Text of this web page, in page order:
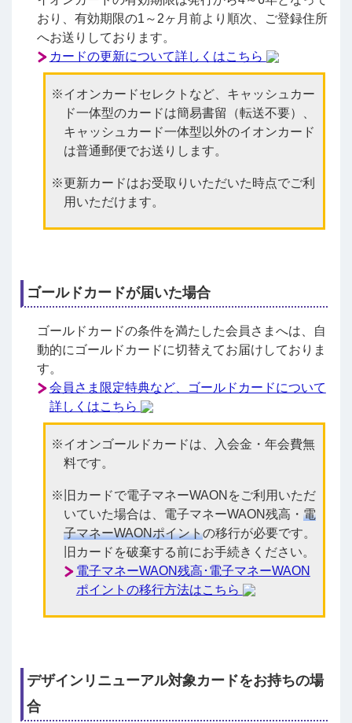
おり、有効期限の1～2ヶ月前より順次、ご登録住所
へお送りしております。
カードの更新について詳しくはこちら
イオンカードセレクトなど、キャッシュカー
ド一体型のカードは簡易書留（転送不要）、
キャッシュカード一体型以外のイオンカード
は普通郵便でお送りします。
更新カードはお受取りいただいた時点でご利
用いただけます。
ゴールドカードが届いた場合
ゴールドカードの条件を満たした会員さまへは、自
動的にゴールドカードに切替えてお届けしておりま
す。
会員さま限定特典など、ゴールドカードについて
詳しくはこちら
イオンゴールドカードは、入会金・年会費無
料です。
旧カードで電子マネーWAONをご利用いただ
いていた場合は、電子マネーWAON残高・ 電
子マネーWAONポイントの移行が必要です。
旧カードを破棄する前にお手続きください。
電子マネーWAON残高･電子マネーWAON
ポイントの移行方法はこちら
デザインリニューアル対象カードをお持ちの場
合